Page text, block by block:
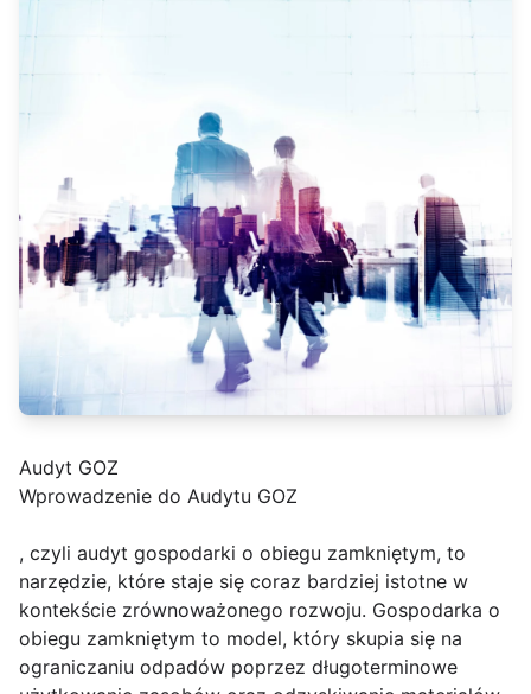
Audyt GOZ
Wprowadzenie do Audytu GOZ
, czyli audyt gospodarki o obiegu zamkniętym, to
narzędzie, które staje się coraz bardziej istotne w
kontekście zrównoważonego rozwoju. Gospodarka o
obiegu zamkniętym to model, który skupia się na
ograniczaniu odpadów poprzez długoterminowe